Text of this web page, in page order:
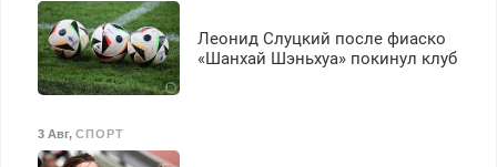
Леонид Слуцкий после фиаско
«Шанхай Шэньхуа» покинул клуб
3 Авг, СПОРТ